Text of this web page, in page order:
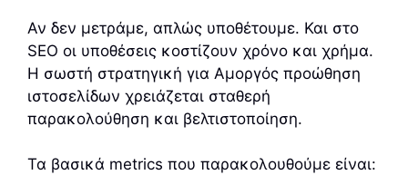
Αν δεν μετράμε, απλώς υποθέτουμε. Και στο
SEO οι υποθέσεις κοστίζουν χρόνο και χρήμα.
Η σωστή στρατηγική για Αμοργός προώθηση
ιστοσελίδων χρειάζεται σταθερή
παρακολούθηση και βελτιστοποίηση.
Τα βασικά metrics που παρακολουθούμε είναι: